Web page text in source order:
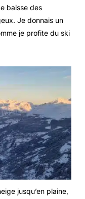
baisse des
Je donnais un
je profite du ski
jusqu’en plaine,